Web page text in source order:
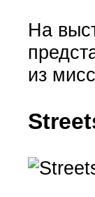
На
из